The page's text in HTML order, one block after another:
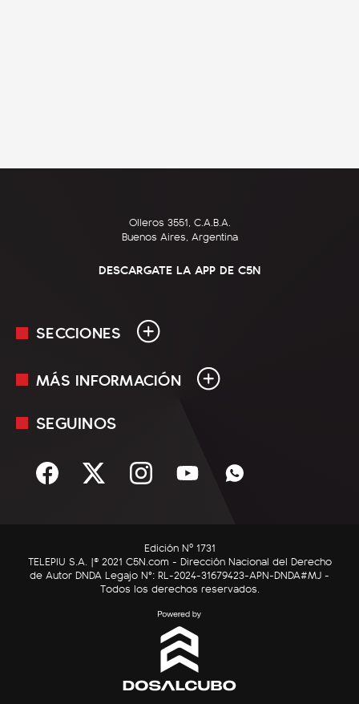
Olleros 3551, C.A.B.A.
Buenos Aires, Argentina
DESCARGATE LA APP DE C5N
SECCIONES
En Vivo
Sociedad
C5N Autos
RatingCero
MÁS INFORMACIÓN
Mediakit
Términos y condiciones
SEGUINOS
Edición Nº 1731
TELEPIU S.A. |© 2021 C5N.com - Dirección Nacional del Derecho
de Autor DNDA Legajo N°: RL-2024-31679423-APN-DNDA#MJ -
Todos los derechos reservados.